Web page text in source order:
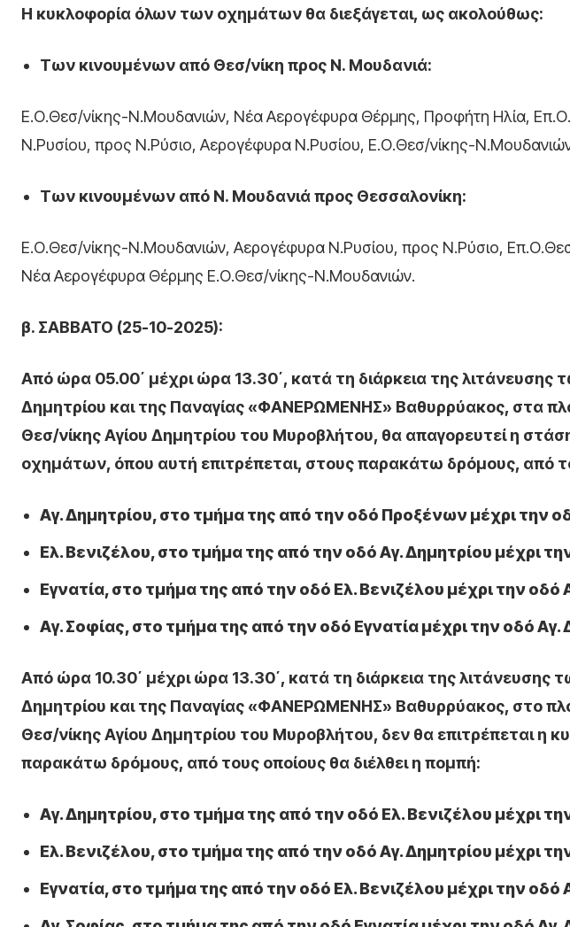
Η κυκλοφορία όλων των οχημάτων θα διεξάγεται, ως ακολούθως:
Των κινουμένων από Θεσ/νίκη προς Ν. Μουδανιά:
Ε.Ο.Θεσ/νίκης-Ν.Μουδανιών, Νέα Αερογέφυρα Θέρμης, Προφήτη Ηλία,
Ν.Ρυσίου, προς Ν.Ρύσιο, Αερογέφυρα Ν.Ρυσίου, Ε.Ο.Θεσ/νίκης-
Των κινουμένων από Ν. Μουδανιά προς Θεσσαλονίκη:
Ε.Ο.Θεσ/νίκης-Ν.Μουδανιών, Αερογέφυρα Ν.Ρυσίου, προς Ν.Ρύσιο,
Νέα Αερογέφυρα Θέρμης Ε.Ο.Θεσ/νίκης-Ν.Μουδανιών.
β. ΣΑΒΒΑΤΟ (25-10-2025):
Από ώρα 05.00΄ μέχρι ώρα 13.30΄, κατά τη διάρκεια της λιτάνευσης
Δημητρίου και της Παναγίας «ΦΑΝΕΡΩΜΕΝΗΣ» Βαθυρρύακος, στα
Θεσ/νίκης Αγίου Δημητρίου του Μυροβλήτου, θα απαγορευτεί η
οχημάτων, όπου αυτή επιτρέπεται, στους παρακάτω δρόμους, από
Αγ. Δημητρίου, στο τμήμα της από την οδό Προξένων μέχρι την
Ελ. Βενιζέλου, στο τμήμα της από την οδό Αγ. Δημητρίου μέχρι
Εγνατία, στο τμήμα της από την οδό Ελ. Βενιζέλου μέχρι την οδό
Αγ. Σοφίας, στο τμήμα της από την οδό Εγνατία μέχρι την οδό Αγ.
Από ώρα 10.30΄ μέχρι ώρα 13.30΄, κατά τη διάρκεια της λιτάνευσης
Δημητρίου και της Παναγίας «ΦΑΝΕΡΩΜΕΝΗΣ» Βαθυρρύακος, στο
Θεσ/νίκης Αγίου Δημητρίου του Μυροβλήτου, δεν θα επιτρέπεται
παρακάτω δρόμους, από τους οποίους θα διέλθει η πομπή:
Αγ. Δημητρίου, στο τμήμα της από την οδό Ελ. Βενιζέλου μέχρι
Ελ. Βενιζέλου, στο τμήμα της από την οδό Αγ. Δημητρίου μέχρι
Εγνατία, στο τμήμα της από την οδό Ελ. Βενιζέλου μέχρι την οδό